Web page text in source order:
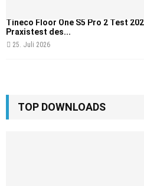
Tineco Floor One S5 Pro 2 Test
Praxistest des...
25. Juli 2026
TOP DOWNLOADS